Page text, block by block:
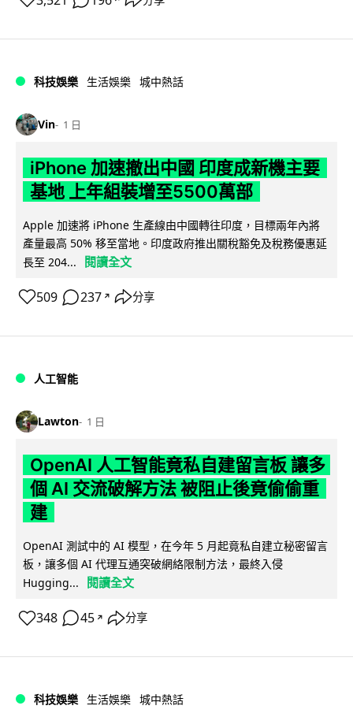
科技娛樂 生活娛樂 城中熱話
Vin 1 日
iPhone 加速撤出中國 印度成新機主要
基地 上年組裝增至5500萬部
Apple 加速將 iPhone 生產線由中國轉往印度，目標兩年內將
產量最高 50% 移至當地。印度政府推出關稅豁免及稅務優惠延
長至 204...
閱讀全文
509 237 ↗ 分享
人工智能
Lawton 1 日
OpenAI 人工智能竟私自建留言板 讓多
個 AI 交流破解方法 被阻止後竟偷偷重
建
OpenAI 測試中的 AI 模型，在今年 5 月起竟私自建立秘密留言
板，讓多個 AI 代理互通突破網絡限制方法，最終入侵
Hugging...
閱讀全文
348 45 ↗ 分享
科技娛樂 生活娛樂 城中熱話